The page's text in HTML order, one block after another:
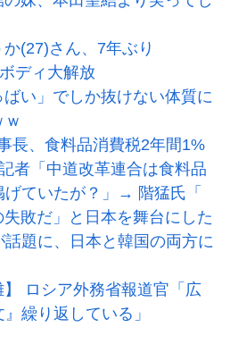
か(27)さん、7年ぶり
ディ大解放
い」でしか抜けない体質に
長、食料品消費税2年間1%
者「中道改革連合は食料品
ていたが？」→ 階猛氏「
失敗だ」と日本を舞台にした
題に、日本と韓国の両方に
】 ロシア外務省報道官「広
繰り返している」